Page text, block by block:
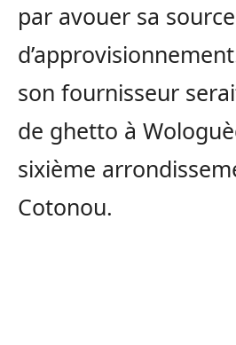
par avouer sa source
son fournisseur
de ghetto à
sixième
Cotonou.